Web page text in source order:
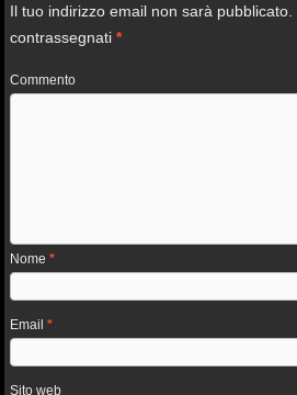
Il tuo indirizzo email non sarà pubblicato.
contrassegnati*
Commento
Nome*
Email*
Sito web